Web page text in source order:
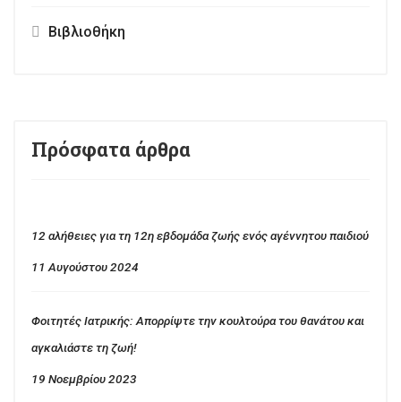
Βιβλιοθήκη
Πρόσφατα άρθρα
12 αλήθειες για τη 12η εβδομάδα ζωής ενός αγέννητου παιδιού
11 Αυγούστου 2024
Φοιτητές Ιατρικής: Απορρίψτε την κουλτούρα του θανάτου και
αγκαλιάστε τη ζωή!
19 Νοεμβρίου 2023